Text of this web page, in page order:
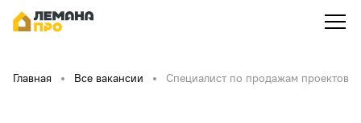
Главная Все вакансии Специалист по продажам проектов